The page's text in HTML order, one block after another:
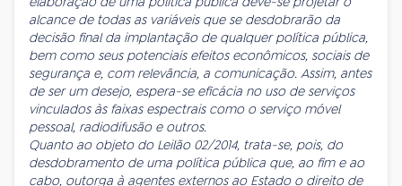
alcance de todas as variáveis que se desdobrarão da
decisão final da implantação de qualquer política pública,
bem como seus potenciais efeitos econômicos, sociais de
segurança e, com relevância, a comunicação. Assim, antes
de ser um desejo, espera-se eficácia no uso de serviços
vinculados às faixas espectrais como o serviço móvel
pessoal, radiodifusão e outros.
Quanto ao objeto do Leilão 02/2014, trata-se, pois, do
desdobramento de uma política pública que, ao fim e ao
cabo, outorga à agentes externos ao Estado o direito de